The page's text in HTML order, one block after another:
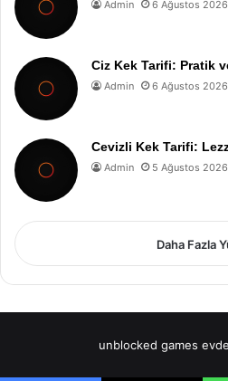
Admin 6 Ağustos 2026
Ciz Kek Tarifi: Pratik
Admin 6 Ağustos 2026
Cevizli Kek Tarifi:
Admin 5 Ağustos 2026
Daha Fazla
unblocked games